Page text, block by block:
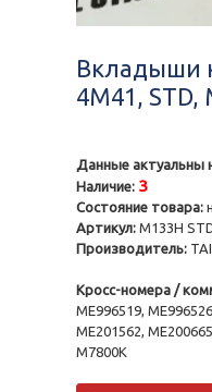
Вкладыши
4M41, STD,
Данные актуальны
Наличие: 3
Состояние товара:
Артикул: M133H
Производитель:
Кросс-номера /
ME996519,
ME201562,
M7800K